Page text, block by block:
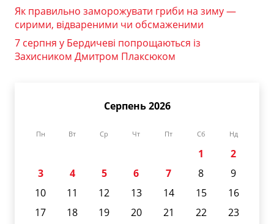
Як правильно заморожувати гриби на зиму —
сирими, відвареними чи обсмаженими
7 серпня у Бердичеві попрощаються із
Захисником Дмитром Плаксюком
Серпень 2026
Пн Вт Ср Чт Пт Сб Нд
1
2
3
4 5 6 7 8
9
10
11 12 13 14 15
16
17
18 19 20 21 22
23